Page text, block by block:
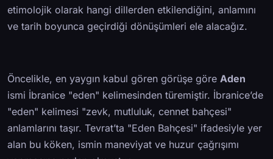
etimolojik olarak hangi dillerden etkilendiğini, anlamını
ve tarih boyunca geçirdiği dönüşümleri ele alacağız.
Öncelikle, en yaygın kabul gören görüşe göre Aden
ismi İbranice "eden" kelimesinden türemiştir. İbranice’de
"eden" kelimesi "zevk, mutluluk, cennet bahçesi"
anlamlarını taşır. Tevrat’ta "Eden Bahçesi" ifadesiyle yer
alan bu köken, ismin maneviyat ve huzur çağrışımı